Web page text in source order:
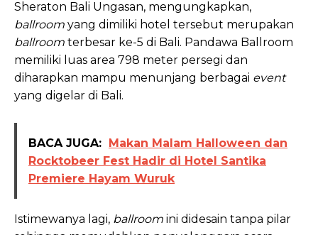
Sheraton Bali Ungasan, mengungkapkan,
ballroom yang dimiliki hotel tersebut merupakan
ballroom terbesar ke-5 di Bali. Pandawa Ballroom
memiliki luas area 798 meter persegi dan
diharapkan mampu menunjang berbagai event
yang digelar di Bali.
BACA JUGA: Makan Malam Halloween dan
Rocktobeer Fest Hadir di Hotel Santika
Premiere Hayam Wuruk
Istimewanya lagi, ballroom ini didesain tanpa pilar